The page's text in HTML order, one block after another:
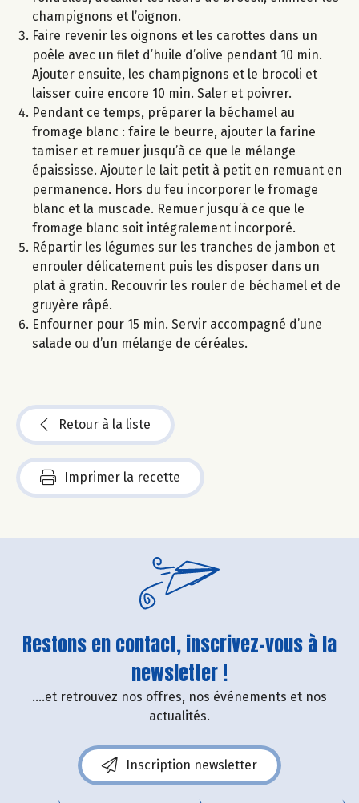
champignons et l’oignon.
Faire revenir les oignons et les carottes dans un
poêle avec un filet d’huile d’olive pendant 10 min.
Ajouter ensuite, les champignons et le brocoli et
laisser cuire encore 10 min. Saler et poivrer.
Pendant ce temps, préparer la béchamel au
fromage blanc : faire le beurre, ajouter la farine
tamiser et remuer jusqu’à ce que le mélange
épaississe. Ajouter le lait petit à petit en remuant en
permanence. Hors du feu incorporer le fromage
blanc et la muscade. Remuer jusqu’à ce que le
fromage blanc soit intégralement incorporé.
Répartir les légumes sur les tranches de jambon et
enrouler délicatement puis les disposer dans un
plat à gratin. Recouvrir les rouler de béchamel et de
gruyère râpé.
Enfourner pour 15 min. Servir accompagné d’une
salade ou d’un mélange de céréales.
Retour à la liste
Imprimer la recette
Restons en contact, inscrivez-vous à la
newsletter !
....et retrouvez nos offres, nos événements et nos
actualités.
Inscription newsletter